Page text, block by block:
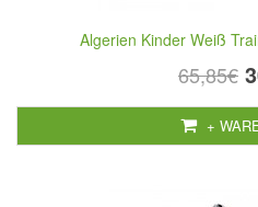
Algerien Kinder Weiß
65,85€
+